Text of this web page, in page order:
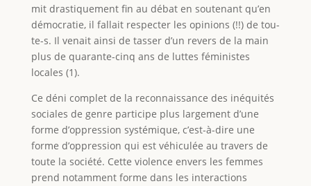
mit drastiquement fin au débat en soutenant qu’en
démocratie, il fallait respecter les opinions (!!) de tou-
te-s. Il venait ainsi de tasser d’un revers de la main
plus de quarante-cinq ans de luttes féministes
locales (1).
Ce déni complet de la reconnaissance des inéquités
sociales de genre participe plus largement d’une
forme d’oppression systémique, c’est-à-dire une
forme d’oppression qui est véhiculée au travers de
toute la société. Cette violence envers les femmes
prend notamment forme dans les interactions